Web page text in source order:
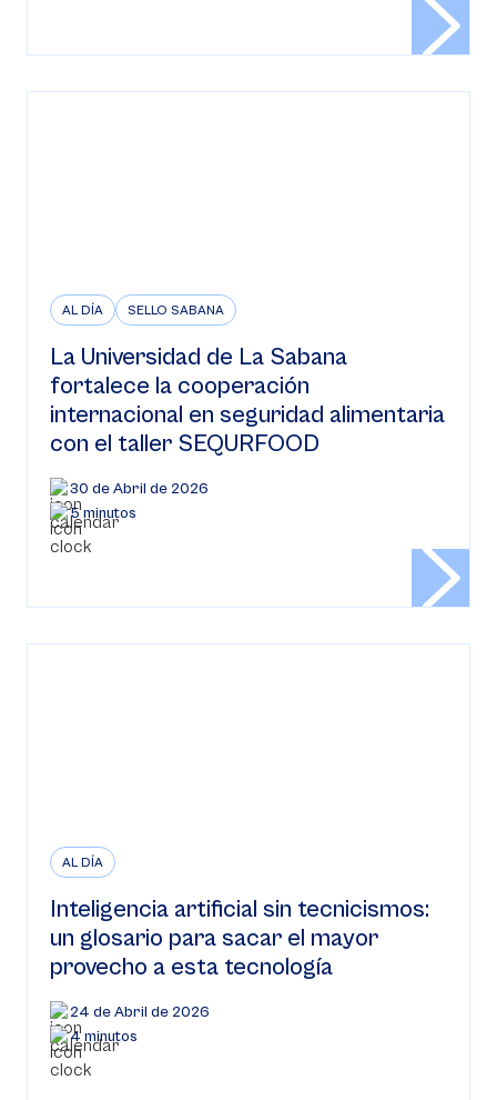
AL DÍA SELLO SABANA
La Universidad de La Sabana
fortalece la cooperación
internacional en seguridad alimentaria
con el taller SEQURFOOD
30 de Abril de 2026
5 minutos
AL DÍA
Inteligencia artificial sin tecnicismos:
un glosario para sacar el mayor
provecho a esta tecnología
24 de Abril de 2026
4 minutos